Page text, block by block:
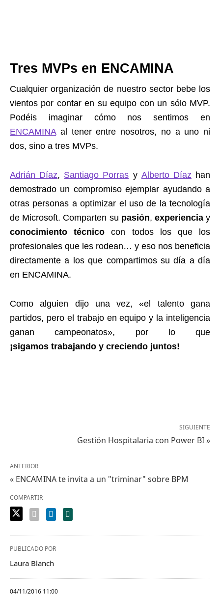
Tres MVPs en ENCAMINA
Cualquier organización de nuestro sector bebe los
vientos por contar en su equipo con un sólo MVP.
Podéis imaginar cómo nos sentimos en
ENCAMINAal tener entre nosotros, no a uno ni
dos, sino a tres MVPs.
Adrián Díaz, Santiago Porras y Alberto Díaz han
demostrado un compromiso ejemplar ayudando a
otras personas a optimizar el uso de la tecnología
de Microsoft. Comparten su pasión, experienciay
conocimiento técnico con todos los que los
profesionales que les rodean… y eso nos beneficia
directamente a los que compartimos su día a día
en ENCAMINA.
Como alguien dijo una vez, «el talento gana
partidos, pero el trabajo en equipo y la inteligencia
ganan campeonatos», por lo que
¡sigamos trabajando y creciendo juntos!
SIGUIENTE
Gestión Hospitalaria con Power BI »
ANTERIOR
« ENCAMINA te invita a un "triminar" sobre BPM
COMPARTIR
PUBLICADO POR
Laura Blanch
04/11/2016 11:00